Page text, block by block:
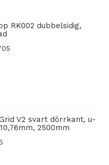
RK002 dubbelsidig,
V2 svart dörrkant, u-
2500mm